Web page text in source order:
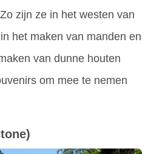
zijn ze in het westen van
het maken van manden en
van dunne houten
om mee te nemen